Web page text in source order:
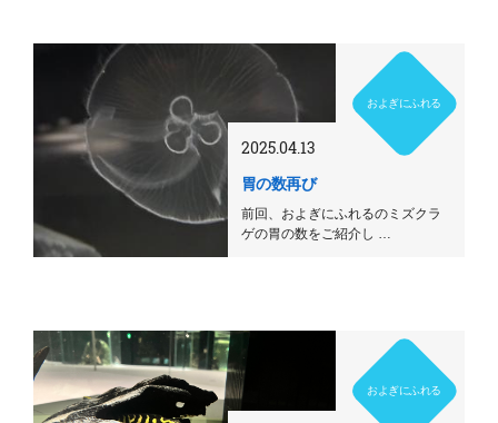
およぎにふれる
2025.04.13
胃の数再び
前回、およぎにふれるのミズクラ
ゲの胃の数をご紹介し …
およぎにふれる